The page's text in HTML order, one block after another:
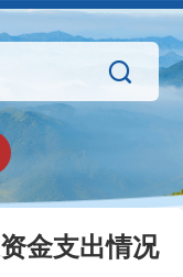

金支出情况